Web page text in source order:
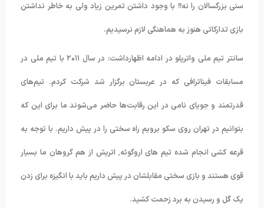
سنی بزرگسالان را نه!! با وجود داشتن تمرین زیاد ولی به خاطر نداشتن
بازی تدارکاتی هنوز به هماهنگی لازم نرسیدیم.
سانتر تیم ملی واترپلو در ادامه اظهارداشت: در سال ۲۰۱۱ با تیم ملی در
مسابقات فیناترافی که در عربستان برگزار شد شرکت کردم. تیم‌های
قدرتمند و جویای نامی در این رقابت‌ها حاضر می‌شوند ما برای این که
بتوانیم در تهران روی سکو برویم راه سختی را در پیش داریم. با توجه به
قرعه کشی انجام شده تیم های اروگوئه٬ اتریش از هم گروهان ما بسیار
قوی هستند و بازی سختی مقابلشان در پیش داریم باید با انگیزه برای زدن
یک گل و رسیدن به برد زحمت کشید.